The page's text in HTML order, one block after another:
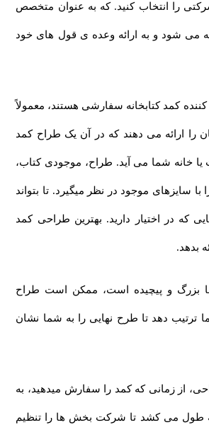
را انتخاب کنید. که به عنوان متخصص
می شود و به ارائه وعده ی قول های خود
کمد کتابخانه سفارشی هستند، معمولاً
را ارائه می دهند که در آن یک طراح کمد
یا خانه شما می آید. طراح، موجودی کتاب،
با سایزهای موجود در نظر میگیرد. تا بتواند
که در اختیار دارید. بهترین طراحی کمد
بدهد.
بزرگ و پیچیده است، ممکن است طراح
ترتیب دهد تا طرح نهایی را به شما نشان
از زمانی که کمد را سفارش میدهید، به
طول می کشد تا شرکت بخش ها را تنظیم